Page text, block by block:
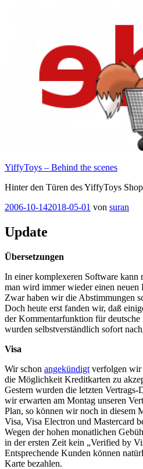
YiffyToys – Behind the scenes
Hinter den Türen des YiffyToys
Veröffentlicht
2006-10-142018-05-01 von suran
Update
Übersetzungen
In einer komplexeren Software kann
man wird immer wieder einen neuen
Zwar haben wir die Abstimmungen
Doch heute erst fanden wir, daß
der Kommentarfunktion für
wurden selbstverständlich sofort
Visa
Wir schon angekündigt verfolgen wir
die Möglichkeit Kreditkarten zu
Gestern wurden die letzten Vertrags-
wir erwarten am Montag unseren
Plan, so können wir noch in diesem
Visa, Visa Electron und Mastercard
Wegen der hohen monatlichen
in der ersten Zeit kein „Verified by
Entsprechende Kunden können
Karte bezahlen.